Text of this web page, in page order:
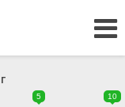
5 10